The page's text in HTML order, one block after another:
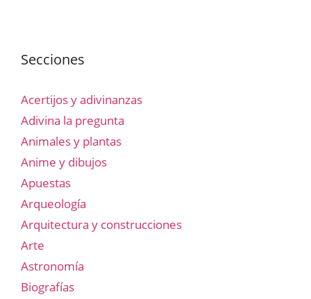
Secciones
Acertijos y adivinanzas
Adivina la pregunta
Animales y plantas
Anime y dibujos
Apuestas
Arqueología
Arquitectura y construcciones
Arte
Astronomía
Biografías